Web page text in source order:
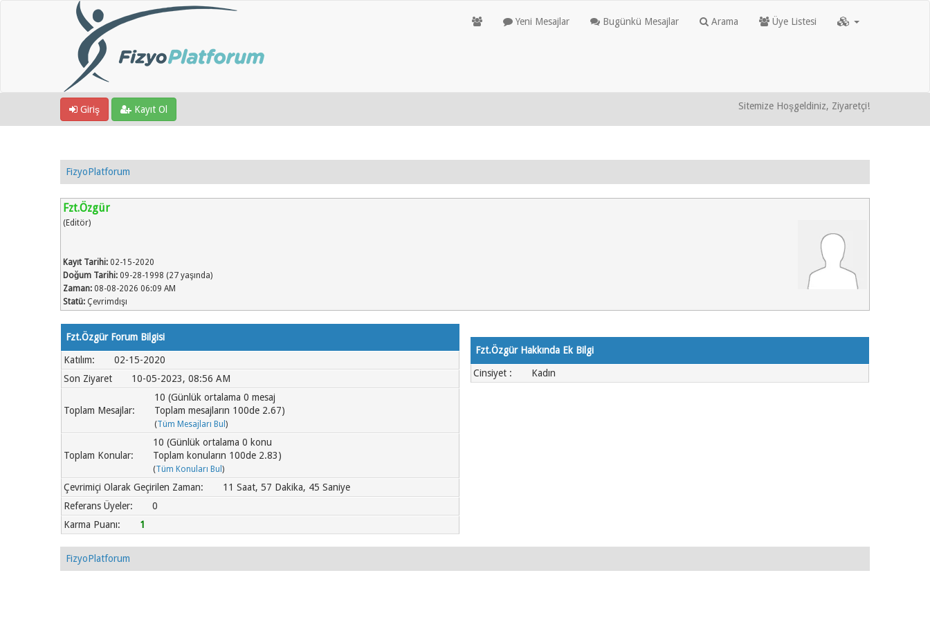
Yeni Mesajlar Bugünkü Mesajlar Arama Üye Listesi
Giriş Kayıt Ol Sitemize Hoşgeldiniz, Ziyaretçi!
FizyoPlatforum
Fzt.Özgür
(Editör)
Kayıt Tarihi: 02-15-2020
Doğum Tarihi: 09-28-1998 (27 yaşında)
Zaman: 08-08-2026 06:09 AM
Statü: Çevrimdışı
Fzt.Özgür Forum Bilgisi
Katılım:
02-15-2020
Son Ziyaret
10-05-2023, 08:56 AM
Toplam Mesajlar:
10 (Günlük ortalama 0 mesaj
Toplam mesajların 100de 2.67)
(Tüm Mesajları Bul )
Toplam Konular:
10 (Günlük ortalama 0 konu
Toplam konuların 100de 2.83)
(Tüm Konuları Bul )
Çevrimiçi Olarak Geçirilen Zaman:
11 Saat, 57 Dakika, 45 Saniye
Referans Üyeler:
0
Karma Puanı:
1
Fzt.Özgür Hakkında Ek Bilgi
Cinsiyet : Kadın
FizyoPlatforum